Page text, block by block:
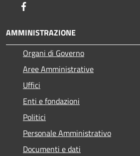
AMMINISTRAZIONE
Organi di Governo
Aree Amministrative
Uffici
Enti e fondazioni
Politici
Personale Amministrativo
Documenti e dati